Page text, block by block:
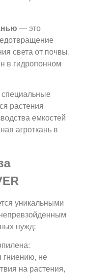
— это
света от почвы.
в гидропонном
растения
емкостей
агроткань в
уникальными
нужд:
гниению, не
на растения,